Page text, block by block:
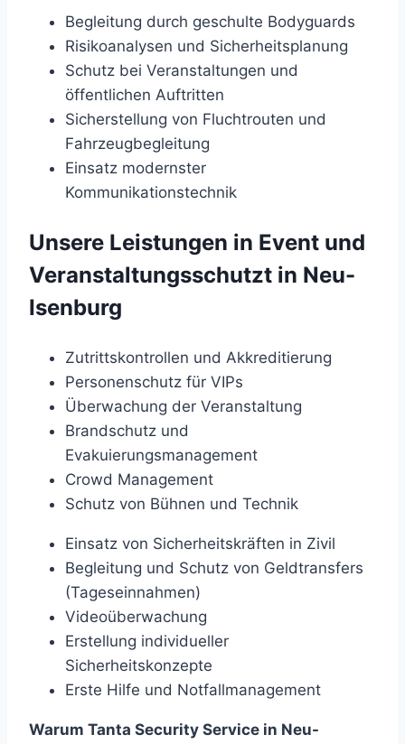
Begleitung durch geschulte Bodyguards
Risikoanalysen und Sicherheitsplanung
Schutz bei Veranstaltungen und
öffentlichen Auftritten
Sicherstellung von Fluchtrouten und
Fahrzeugbegleitung
Einsatz modernster
Kommunikationstechnik
Unsere Leistungen in Event und
Veranstaltungsschutzt in Neu-
Isenburg
Zutrittskontrollen und Akkreditierung
Personenschutz für VIPs
Überwachung der Veranstaltung
Brandschutz und
Evakuierungsmanagement
Crowd Management
Schutz von Bühnen und Technik
Einsatz von Sicherheitskräften in Zivil
Begleitung und Schutz von Geldtransfers
(Tageseinnahmen)
Videoüberwachung
Erstellung individueller
Sicherheitskonzepte
Erste Hilfe und Notfallmanagement
Warum Tanta Security Service in Neu-